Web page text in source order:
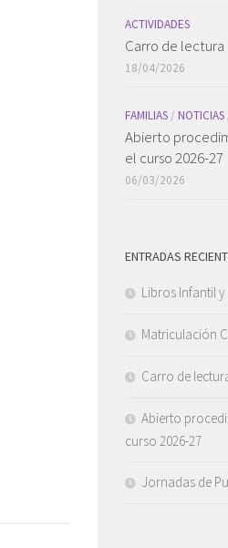
ACTIVIDADES
Carro de lectura
18/04/2026
FAMILIAS / NOTICIAS
Abierto
el curso 2026-27
06/03/2026
ENTRADAS
Libros Infantil
Matriculación
Carro de
Abierto
curso 2026-27
Jornadas de